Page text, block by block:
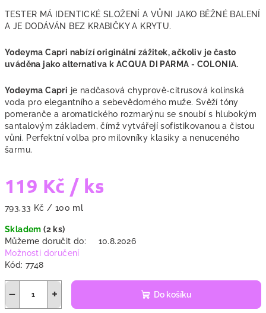
TESTER MÁ IDENTICKÉ SLOŽENÍ A VŮNI JAKO BĚŽNÉ BALENÍ
A JE DODÁVÁN BEZ KRABIČKY A KRYTU.
Yodeyma Capri nabízí originální zážitek, ačkoliv je často
uváděna jako alternativa k ACQUA DI PARMA - COLONIA.
Yodeyma Capri je nadčasová chyprově-citrusová kolínská
voda pro elegantního a sebevědomého muže. Svěží tóny
pomeranče a aromatického rozmarýnu se snoubí s hlubokým
santalovým základem, čímž vytvářejí sofistikovanou a čistou
vůni. Perfektní volba pro milovníky klasiky a nenuceného
šarmu.
119 Kč / ks
Měrná
793,33 Kč / 100 ml
Skladem(2 ks)
Můžeme doručit do:
10.8.2026
Možnosti doručení
Kód: 7748
+
− Do košíku